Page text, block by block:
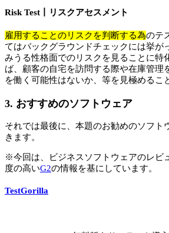
Risk Test丨リスクアセスメント
雇用することのリスクを判断する為のテ
てはバックグラウンドチェックには挙が
みうる性格面でのリスクを見ることに特
ば、顧客の自宅を訪問する際や在庫管理
を働く可能性はないか、等を見極めるこ
3. おすすめのソフトウェア
それでは最後に、本題のお勧めのソフト
きます。
※今回は、ビジネスソフトウェアのレビ
度の高いG2の情報を基にしています。
TestGorilla